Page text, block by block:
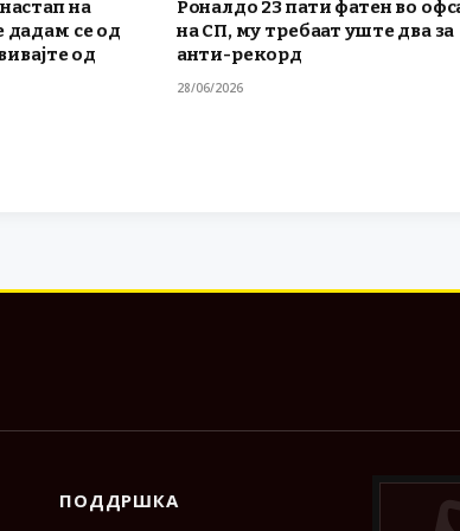
на
дадам се од
од
Роналдо 23 пати фатен во
на СП, му требаат уште два за
анти-рекорд
28/06/2026
ПОДДРШКА